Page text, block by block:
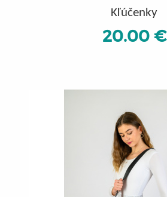
Kľúčenky
20.00 €